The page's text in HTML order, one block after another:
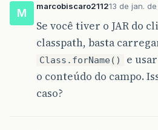
M
marcobiscaro211213 de jan. de
Se você tiver o JAR do
classpath, basta
Class.forName()
e
o conteúdo do campo.
caso?